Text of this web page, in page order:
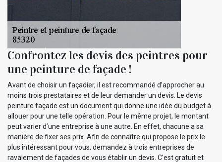
Confrontez les devis des peintres pour
une peinture de façade !
Avant de choisir un façadier, il est recommandé d’approcher au
moins trois prestataires et de leur demander un devis. Le devis
peinture façade est un document qui donne une idée du budget à
allouer pour une telle opération. Pour le même projet, le montant
peut varier d’une entreprise à une autre. En effet, chacune a sa
manière de fixer ses prix. Afin de connaître qui propose le prix le
plus intéressant pour vous, demandez à trois entreprises de
ravalement de façades de vous établir un devis. C’est gratuit et